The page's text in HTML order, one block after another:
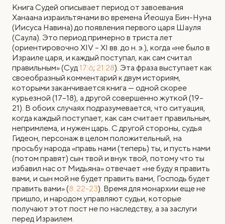
Книга Судей описывает период от завоевания
Ханаана израильтянами во времена Йеошуа Бин-Нуна
(Иисуса Навина) до появления первого царя Шауля
(Саула). Это период примерно в триста лет
(ориентировочно XIV – XI вв. до н. э.), когда «не было в
Израиле царя, и каждый поступал, как сам считал
правильным» (Суд17:6; 21:28). Эта фраза выступает как
своеобразный комментарий к двум историям,
которыми заканчивается книга — одной скорее
курьезной (17–18), а другой совершенно жуткой (19–
21). В обоих случаях подразумевается, что ситуация,
когда каждый поступает, как сам считает правильным,
непримлема, и нужен царь. С другой стороны, судья
Гидеон, персонаж в целом положительный, на
просьбу народа «правь нами (теперь) ты, и пусть нами
(потом правят) сын твой и внук твой, потому что ты
избавил нас от Мидьяна» отвечает «не буду я править
вами, и сын мой не будет править вами, Господь будет
править вами» (8: 22-23). Время для монархии еще не
пришло, и народом управляют судьи, которые
получают этот пост не по наследству, а за заслуги
перед Израилем.